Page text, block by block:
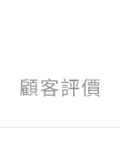
顧客評價